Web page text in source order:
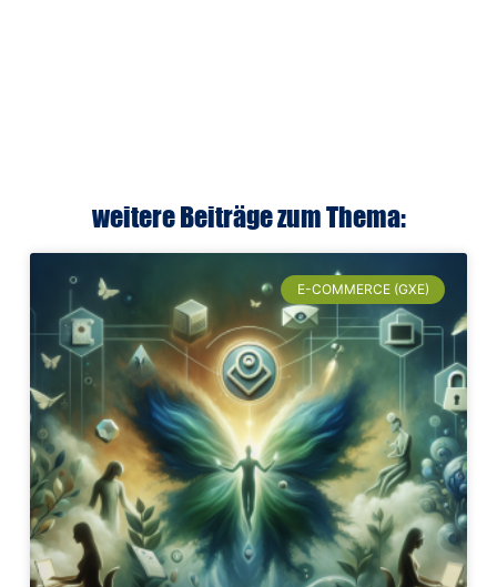
weitere Beiträge zum Thema:
E-COMMERCE (GXE)